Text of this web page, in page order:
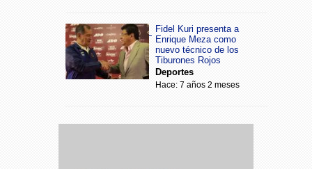
Fidel Kuri presenta a
Enrique Meza como
nuevo técnico de los
Tiburones Rojos
Deportes
Hace: 7 años 2 meses